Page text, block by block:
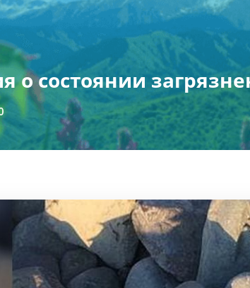
состоянии